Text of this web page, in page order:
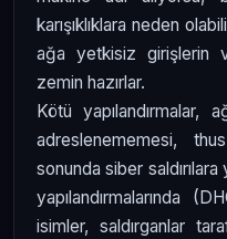
karışıklıklara neden
ağa yetkisiz girişlerin ve
zemin hazırlar.
Kötü yapılandırmalar,
adreslenememesi,
sonunda siber
yapılandırmalarında
isimler, saldırganlar